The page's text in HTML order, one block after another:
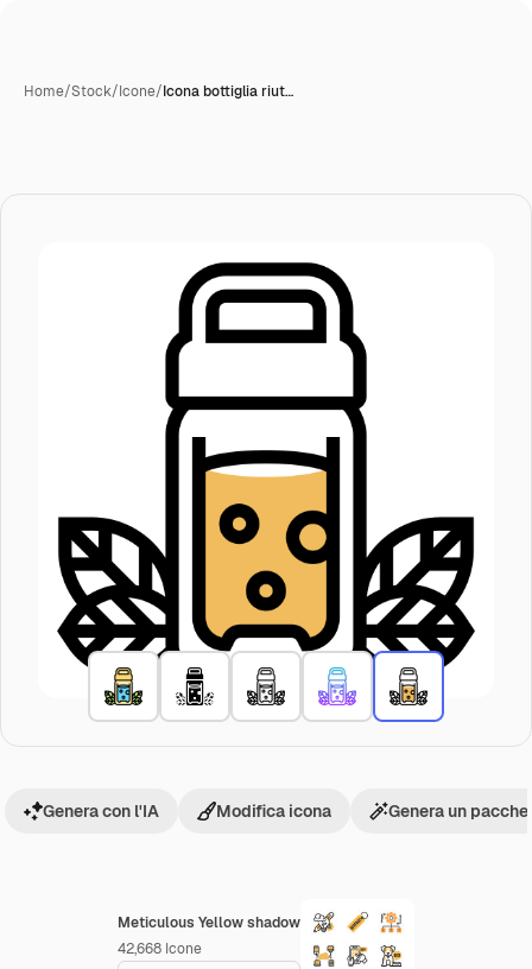
Home/Stock/Icone/Icona bottiglia riut…
Meticulous Yellow shadow
42,668 Icone
Genera con l'IA Modifica icona Genera un